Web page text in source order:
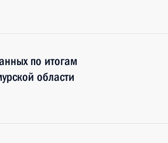
по итогам
области